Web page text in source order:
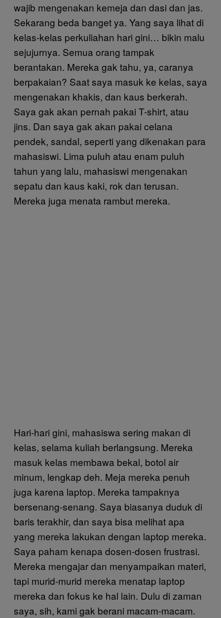
wajib mengenakan kemeja dan dasi dan jas.
Sekarang beda banget ya. Yang saya lihat di
kelas-kelas perkuliahan hari gini… bikin malu
sejujurnya. Semua orang tampak
berantakan. Mereka gak tahu, ya, caranya
berpakaian? Saat saya masuk ke kelas, saya
mengenakan khakis, dan kaus berkerah.
Saya gak akan pernah pakai T-shirt, atau
jins. Dan saya gak akan pakai celana
pendek, sandal, seperti yang dikenakan para
mahasiswi. Lima puluh atau enam puluh
tahun yang lalu, mahasiswi mengenakan
sepatu dan kaus kaki, rok dan terusan.
Mereka juga menata rambut mereka.
Hari-hari gini, mahasiswa sering makan di
kelas, selama kuliah berlangsung. Mereka
masuk kelas membawa bekal, botol air
minum, lengkap deh. Meja mereka penuh
juga karena laptop. Mereka tampaknya
bersenang-senang. Saya biasanya duduk di
baris terakhir, dan saya bisa melihat apa
yang mereka lakukan dengan laptop mereka.
Saya paham kenapa dosen-dosen frustrasi.
Mereka mengajar dan menyampaikan materi,
tapi murid-murid mereka menatap laptop
mereka dan fokus ke hal lain. Dulu di zaman
saya, sih, kami gak berani macam-macam.